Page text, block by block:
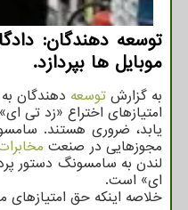
موبایل ها بپردازد.
به گزارش توسعه دهندگان
امتیازهای اختراع «زد تی
مجوزهایی در صنعت
ای» است.
خلاصه اینکه حق امتیازهای